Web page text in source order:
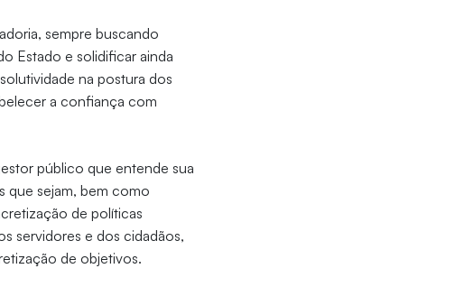
sempre buscando
Estado e solidificar ainda
na postura dos
a confiança com
público que entende sua
que sejam, bem como
de políticas
servidores e dos cidadãos,
de objetivos.